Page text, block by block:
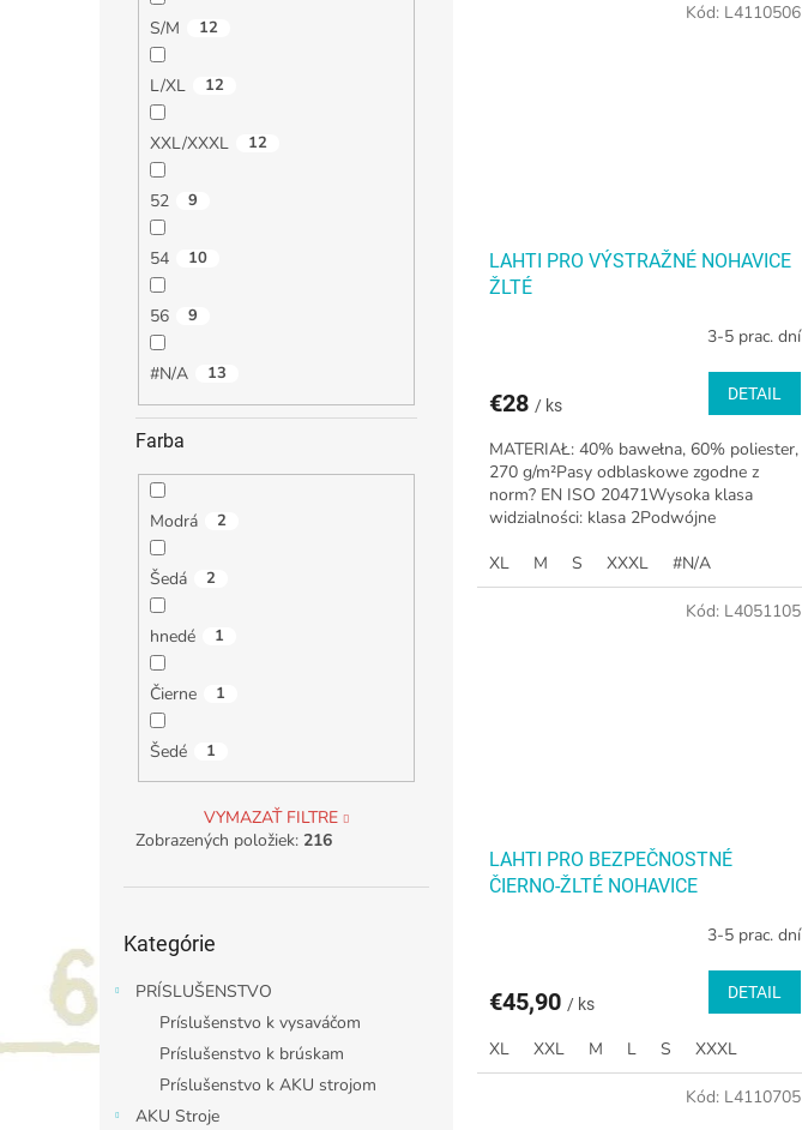
S/M 12
L/XL 12
XXL/XXXL 12
52 9
54 10
56 9
#N/A 13
Farba
Modrá 2
Šedá 2
hnedé 1
Čierne 1
Šedé 1
VYMAZAŤ FILTRE
Zobrazených položiek: 216
kategórie
Kategórie
PRÍSLUŠENSTVO
Príslušenstvo k vysaváčom
Príslušenstvo k brúskam
Príslušenstvo k AKU strojom
AKU Stroje
LAHTI PRO VÝSTRAŽNÉ NOHAVICE
ŽLTÉ
3-5 prac. dní
€28 / ks
DETAIL
MATERIAŁ: 40% bawełna, 60% poliester,
270 g/m²Pasy odblaskowe zgodne z
norm? EN ISO 20471Wysoka klasa
widzialności: klasa 2Podwójne
guzików i...
XL M S XXXL #N/A
Kód: L4110506
LAHTI PRO BEZPEČNOSTNÉ
ČIERNO-ŽLTÉ NOHAVICE
3-5 prac. dní
€45,90 / ks
DETAIL
XL XXL M L S XXXL
Kód: L4051105
Kód: L4110705